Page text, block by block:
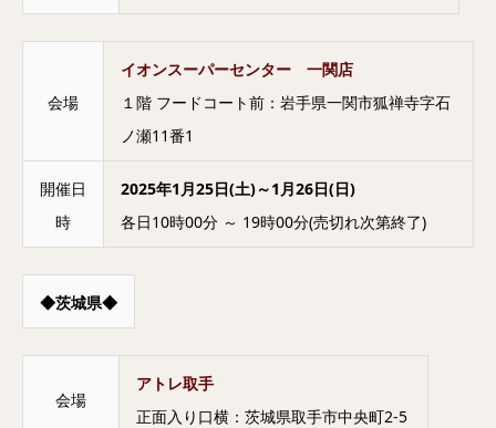
会場
イオンスーパーセンター 一関店
１階 フードコート前：岩手県一関市狐禅寺字石
ノ瀬11番1
開催日
時
2025年1月25日(土)～1月26日(日)
各日10時00分 ～ 19時00分(売切れ次第終了)
◆茨城県◆
会場
アトレ取手
正面入り口横：茨城県取手市中央町2-5